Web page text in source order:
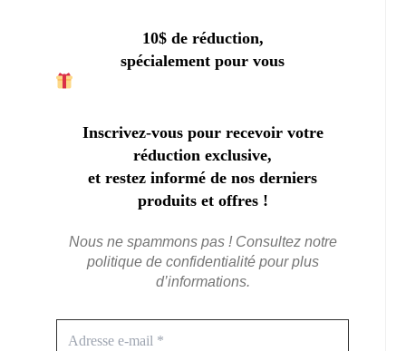
10$ de réduction,
spécialement pour vous
Inscrivez-vous pour recevoir votre
réduction exclusive,
et restez informé de nos derniers
produits et offres !
Nous ne spammons pas ! Consultez notre
politique de confidentialitépour plus
d’informations.